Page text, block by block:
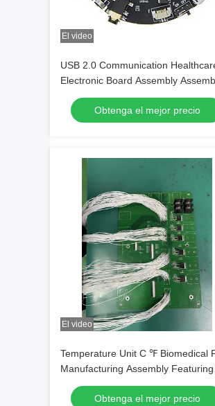
El video
USB 2.0 Communication
Electronic Board Assembly
with ISO SMT and DIP Lines
Medical Device Electronic
Obtenga el mejor precio
El video
Temperature Unit C ℉ Biomedical
Manufacturing Assembly Featuring
Black Silkscreen Color Ensuring
Precision and Durability
Obtenga el mejor precio